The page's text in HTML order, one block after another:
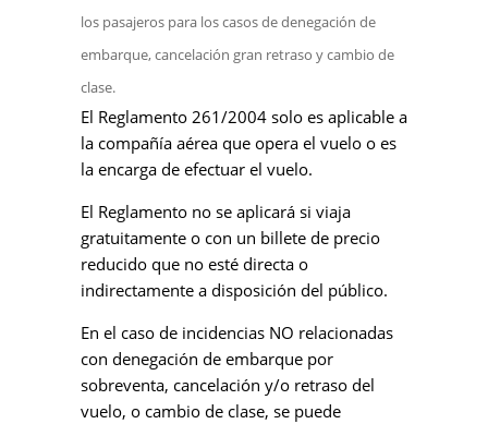
los pasajeros para los casos de denegación de
embarque, cancelación gran retraso y cambio de
clase.
El Reglamento 261/2004 solo es aplicable a
la compañía aérea que opera el vuelo o es
la encarga de efectuar el vuelo.
El Reglamento no se aplicará si viaja
gratuitamente o con un billete de precio
reducido que no esté directa o
indirectamente a disposición del público.
En el caso de incidencias NO relacionadas
con denegación de embarque por
sobreventa, cancelación y/o retraso del
vuelo, o cambio de clase, se puede